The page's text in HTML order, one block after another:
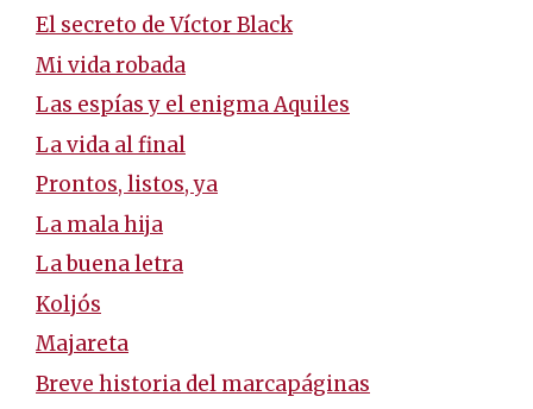
El secreto de Víctor Black
Mi vida robada
Las espías y el enigma Aquiles
La vida al final
Prontos, listos, ya
La mala hija
La buena letra
Koljós
Majareta
Breve historia del marcapáginas